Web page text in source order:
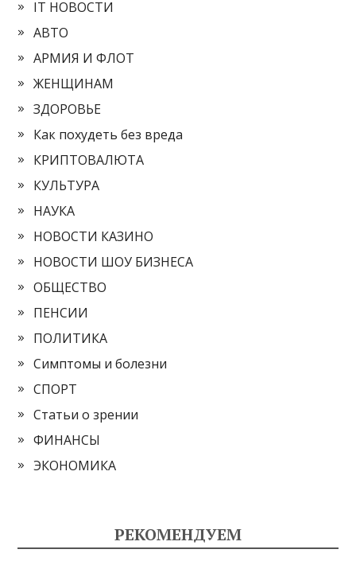
IT НОВОСТИ
АВТО
АРМИЯ И ФЛОТ
ЖЕНЩИНАМ
ЗДОРОВЬЕ
Как похудеть без вреда
КРИПТОВАЛЮТА
КУЛЬТУРА
НАУКА
НОВОСТИ КАЗИНО
НОВОСТИ ШОУ БИЗНЕСА
ОБЩЕСТВО
ПЕНСИИ
ПОЛИТИКА
Симптомы и болезни
СПОРТ
Статьи о зрении
ФИНАНСЫ
ЭКОНОМИКА
РЕКОМЕНДУЕМ